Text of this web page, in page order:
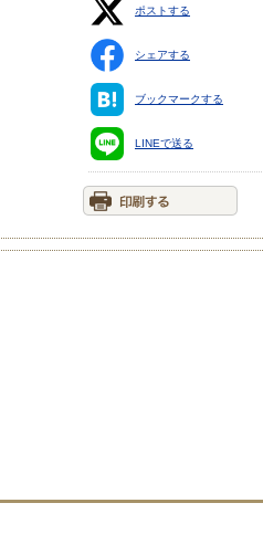
ポストする
シェアする
ブックマークする
LINEで送る